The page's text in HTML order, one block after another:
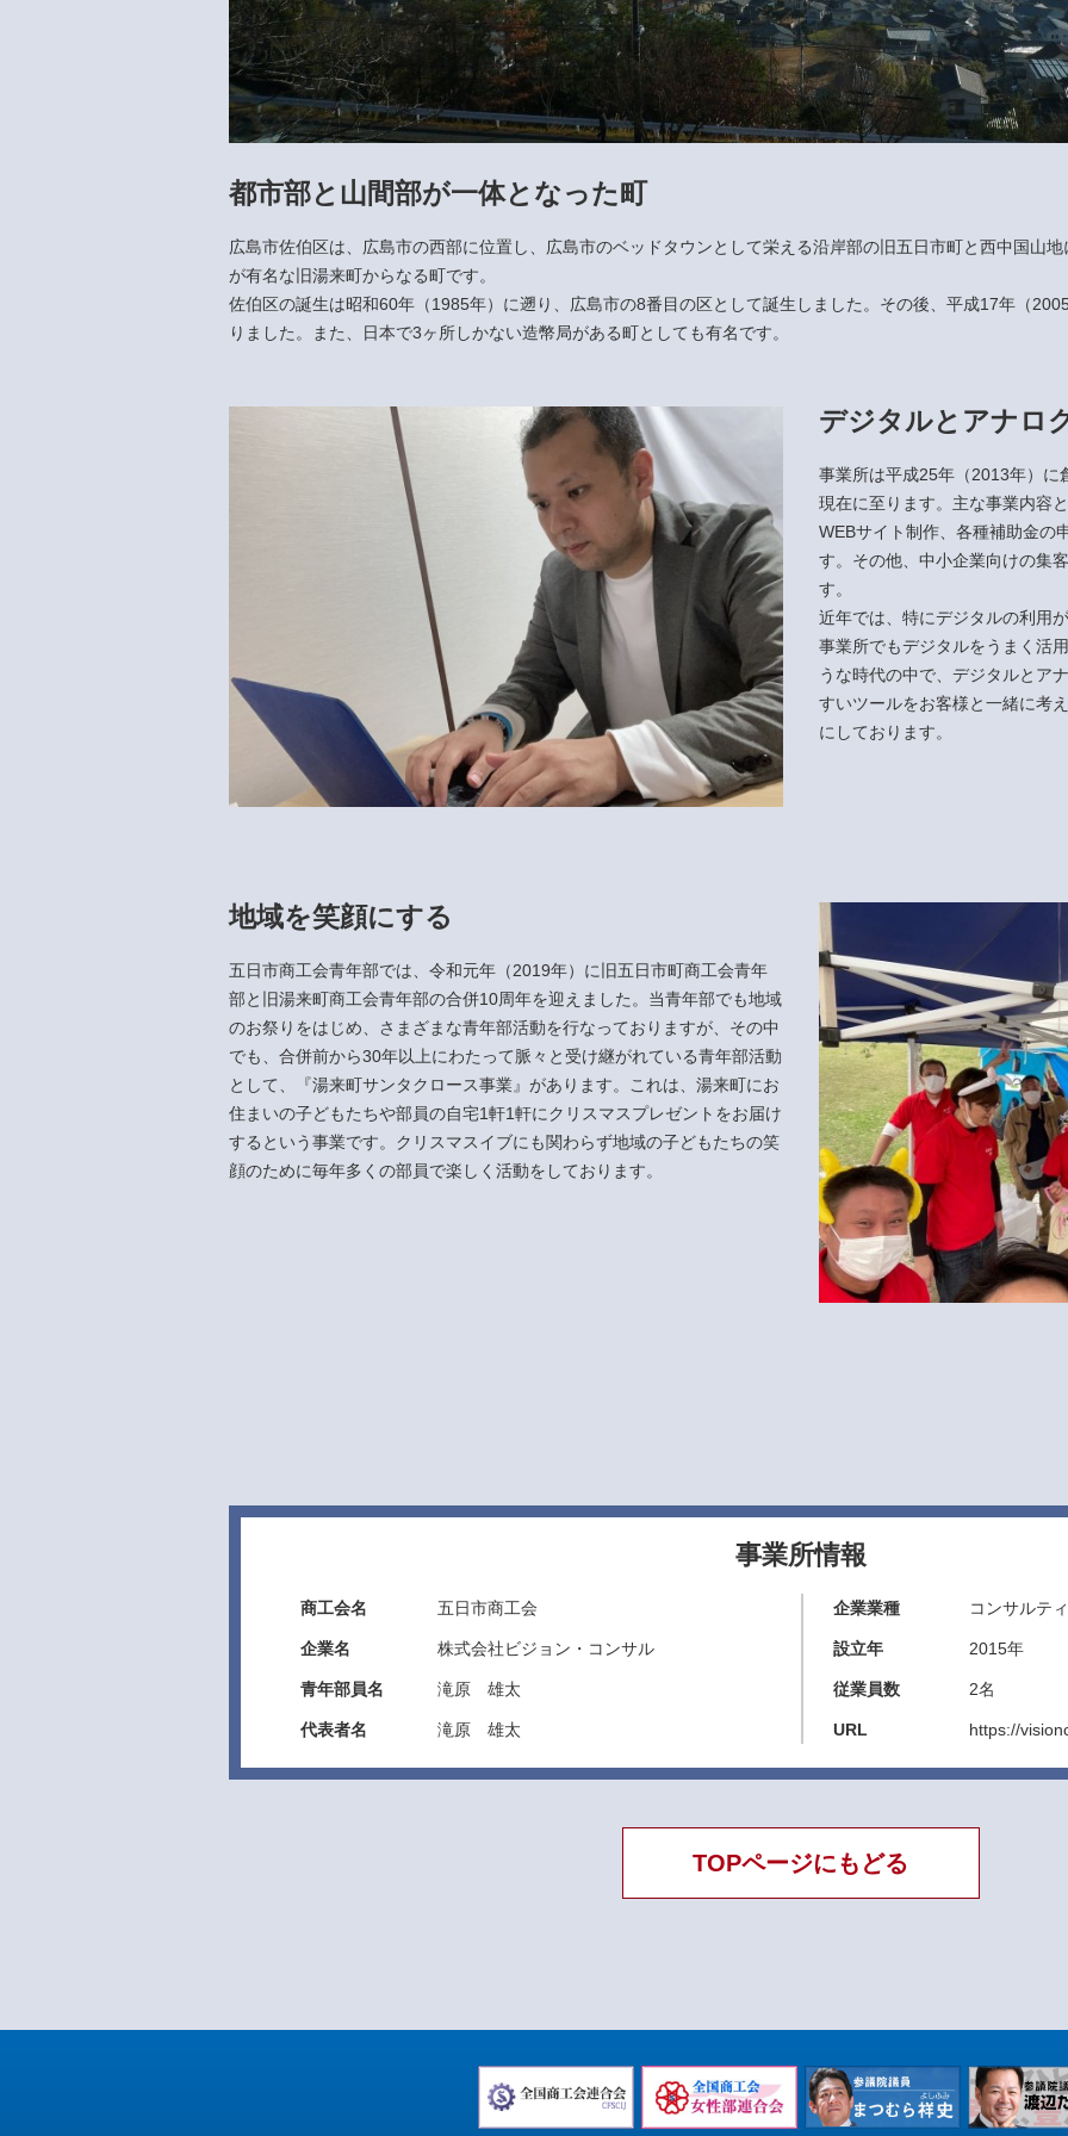
都市部と山間部が一体となった町
広島市佐伯区は、広島市の西部に位置し、広島市のベッドタウンとして栄える沿岸部の旧五日市町と西中国山
が有名な旧湯来町からなる町です。
佐伯区の誕生は昭和60年（1985年）に遡り、広島市の8番目の区として誕生しました。その後、平成17年（
りました。また、日本で3ヶ所しかない造幣局がある町としても有名です。
デジタルとアナロ
事業所は平成25年（2013年）
現在に至ります。主な事業内容
WEBサイト制作、各種補助金の
す。その他、中小企業向けの集
す。
近年では、特にデジタルの利用
事業所でもデジタルをうまく活
うな時代の中で、デジタルとア
すいツールをお客様と一緒に考
にしております。
地域を笑顔にする
五日市商工会青年部では、令和元年（2019年）に旧五日市町商工会青年
部と旧湯来町商工会青年部の合併10周年を迎えました。当青年部でも地域
のお祭りをはじめ、さまざまな青年部活動を行なっておりますが、その中
でも、合併前から30年以上にわたって脈々と受け継がれている青年部活動
として、『湯来町サンタクロース事業』があります。これは、湯来町にお
住まいの子どもたちや部員の自宅1軒1軒にクリスマスプレゼントをお届け
するという事業です。クリスマスイブにも関わらず地域の子どもたちの笑
顔のために毎年多くの部員で楽しく活動をしております。
事業所情報
商工会名 五日市商工会
企業名 株式会社ビジョン・コンサル
青年部員名 滝原 雄太
代表者名 滝原 雄太
企業業種 コンサルテ
設立年 2015年
従業員数 2名
URL https://
TOPページにもどる